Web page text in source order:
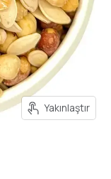
Yakınlaştır